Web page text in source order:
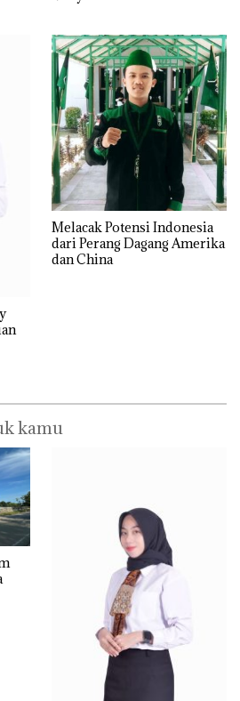
Melacak Potensi Indonesia
dari Perang Dagang Amerika
dan China
kamu